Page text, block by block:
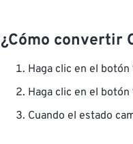
¿Cómo convertir
Haga clic en el botón
Haga clic en el botón
Cuando el estado